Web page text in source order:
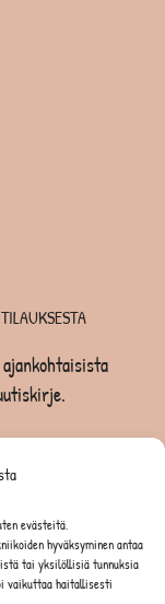
evästeitä,
hyväksyminen antaa
tai yksilöllisiä tunnuksia
vaikuttaa haitallisesti